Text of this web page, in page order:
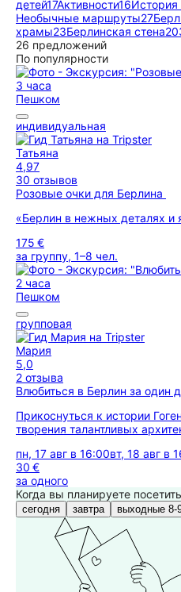
детей17Активности16История
Необычные маршруты27
храмы23Берлинская стена20
26 предложений
По популярности
3 часа
Пешком
индивидуальная
Татьяна
4,97
30 отзывов
Розовые очки для Берлина
«Берлин в нежных деталях и
175 €
за группу, 1–8 чел.
2 часа
Пешком
групповая
Мария
5,0
2 отзыва
Влюбиться в Берлин за один
Прикоснуться к истории
творения талантливых
пн, 17 авг в 16:00вт, 18 авг в
30 €
за одного
Когда вы планируете
сегодня завтра выходные 8-